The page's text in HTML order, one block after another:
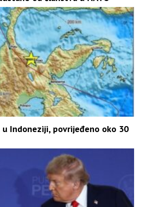
u Indoneziji, povrijeđeno oko 30